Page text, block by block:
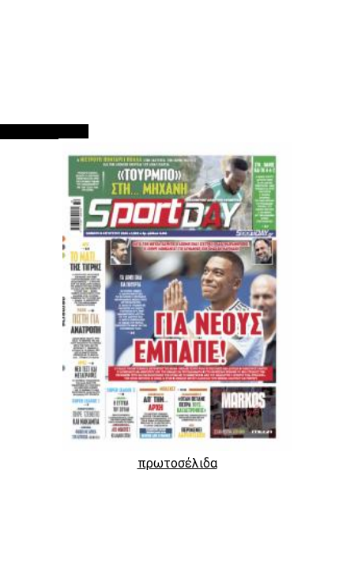
πρωτοσέλιδα